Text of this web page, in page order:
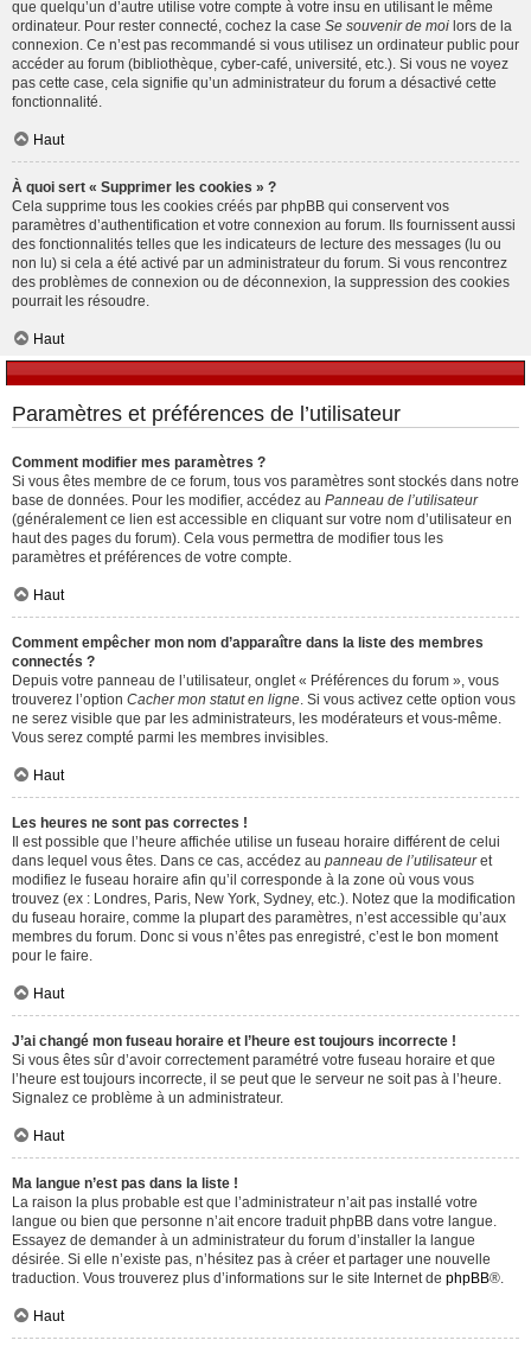
que quelqu’un d’autre utilise votre compte à votre insu en utilisant le même
ordinateur. Pour rester connecté, cochez la case Se souvenir de moi lors de la
connexion. Ce n’est pas recommandé si vous utilisez un ordinateur public pour
accéder au forum (bibliothèque, cyber-café, université, etc.). Si vous ne voyez
pas cette case, cela signifie qu’un administrateur du forum a désactivé cette
fonctionnalité.
Haut
À quoi sert « Supprimer les cookies » ?
Cela supprime tous les cookies créés par phpBB qui conservent vos
paramètres d’authentification et votre connexion au forum. Ils fournissent aussi
des fonctionnalités telles que les indicateurs de lecture des messages (lu ou
non lu) si cela a été activé par un administrateur du forum. Si vous rencontrez
des problèmes de connexion ou de déconnexion, la suppression des cookies
pourrait les résoudre.
Haut
Paramètres et préférences de l’utilisateur
Comment modifier mes paramètres ?
Si vous êtes membre de ce forum, tous vos paramètres sont stockés dans notre
base de données. Pour les modifier, accédez au Panneau de l’utilisateur
(généralement ce lien est accessible en cliquant sur votre nom d’utilisateur en
haut des pages du forum). Cela vous permettra de modifier tous les
paramètres et préférences de votre compte.
Haut
Comment empêcher mon nom d’apparaître dans la liste des membres
connectés ?
Depuis votre panneau de l’utilisateur, onglet « Préférences du forum », vous
trouverez l’option Cacher mon statut en ligne . Si vous activez cette option vous
ne serez visible que par les administrateurs, les modérateurs et vous-même.
Vous serez compté parmi les membres invisibles.
Haut
Les heures ne sont pas correctes !
Il est possible que l’heure affichée utilise un fuseau horaire différent de celui
dans lequel vous êtes. Dans ce cas, accédez au panneau de l’utilisateuret
modifiez le fuseau horaire afin qu’il corresponde à la zone où vous vous
trouvez (ex : Londres, Paris, New York, Sydney, etc.). Notez que la modification
du fuseau horaire, comme la plupart des paramètres, n’est accessible qu’aux
membres du forum. Donc si vous n’êtes pas enregistré, c’est le bon moment
pour le faire.
Haut
J’ai changé mon fuseau horaire et l’heure est toujours incorrecte !
Si vous êtes sûr d’avoir correctement paramétré votre fuseau horaire et que
l’heure est toujours incorrecte, il se peut que le serveur ne soit pas à l’heure.
Signalez ce problème à un administrateur.
Haut
Ma langue n’est pas dans la liste !
La raison la plus probable est que l’administrateur n’ait pas installé votre
langue ou bien que personne n’ait encore traduit phpBB dans votre langue.
Essayez de demander à un administrateur du forum d’installer la langue
désirée. Si elle n’existe pas, n’hésitez pas à créer et partager une nouvelle
traduction. Vous trouverez plus d’informations sur le site Internet de phpBB®.
Haut